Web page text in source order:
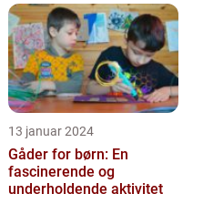
13 januar 2024
Gåder for børn: En
fascinerende og
underholdende aktivitet